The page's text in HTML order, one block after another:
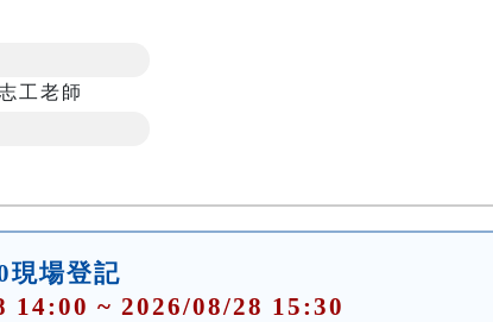
工老師
現場登記
14:00 ~ 2026/08/28 15:30